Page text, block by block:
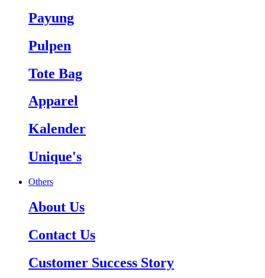
Payung
Pulpen
Tote Bag
Apparel
Kalender
Unique's
Others
About Us
Contact Us
Customer Success Story